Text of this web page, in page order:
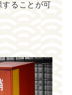
ることが可